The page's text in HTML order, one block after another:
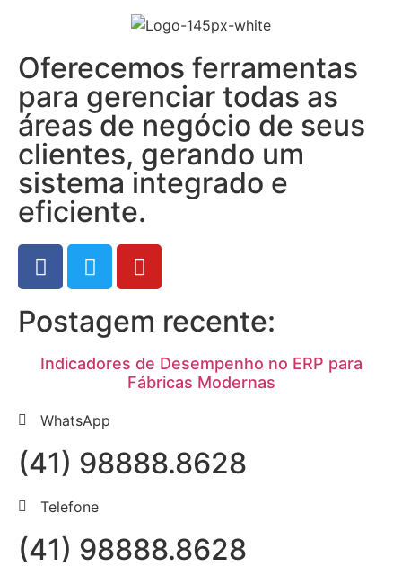
Oferecemos ferramentas
para gerenciar todas as
áreas de negócio de seus
clientes, gerando um
sistema integrado e
eficiente.
Postagem recente:
Indicadores de Desempenho no ERP para
Fábricas Modernas
WhatsApp
(41) 98888.8628
Telefone
(41) 98888.8628